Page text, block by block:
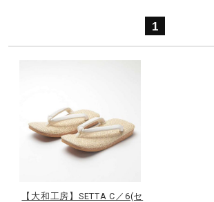
トレーニング
野球
1
【大和工房】SETTA C／6(セ